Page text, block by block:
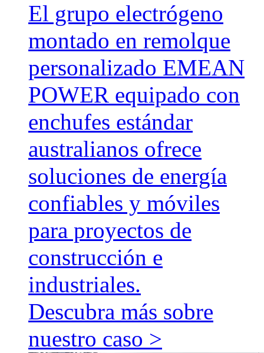
El grupo electrógeno
montado en remolque
personalizado EMEAN
POWER equipado con
enchufes estándar
australianos ofrece
soluciones de energía
confiables y móviles
para proyectos de
construcción e
industriales.
Descubra más sobre
nuestro caso >